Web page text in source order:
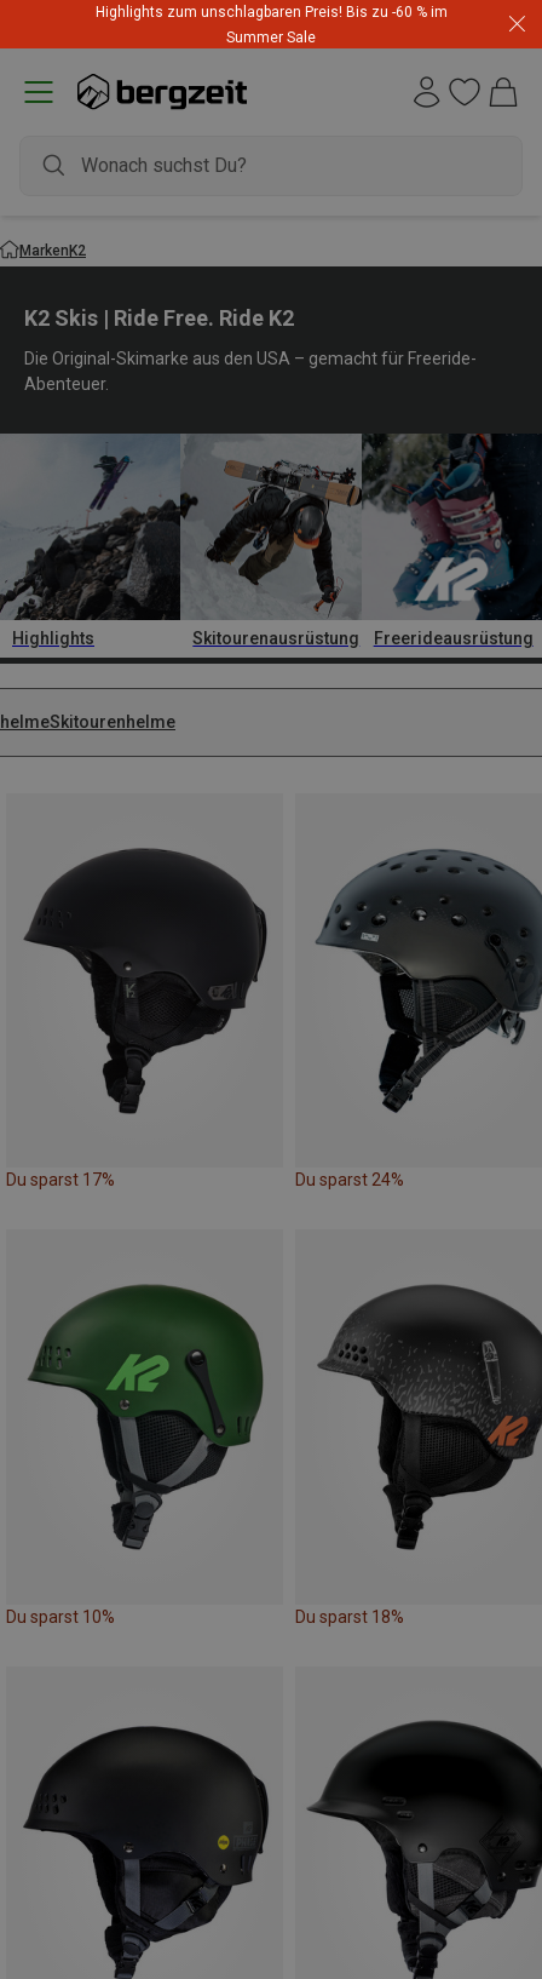
Highlights zum unschlagbaren Preis! Bis zu -60 % im
Summer Sale
MarkenK2
K2 Skis | Ride Free. Ride K2
Die Original-Skimarke aus den USA – gemacht für Freeride-
Abenteuer.
Highlights Skitourenausrüstung Freerideausrüstung
Skitourenhelme
Du sparst 17% Du sparst 24%
Du sparst 10% Du sparst 18%